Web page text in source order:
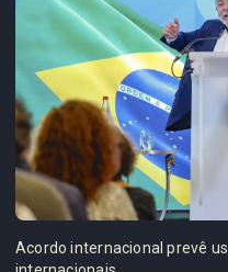
Acordo internacional prevê